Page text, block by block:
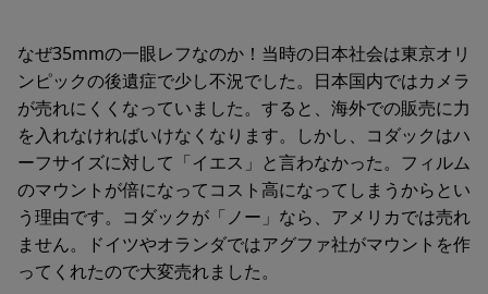
なぜ35mmの一眼レフなのか！当時の日本社会は東京オリ
ンピックの後遺症で少し不況でした。日本国内ではカメラ
が売れにくくなっていました。すると、海外での販売に力
を入れなければいけなくなります。しかし、コダックはハ
ーフサイズに対して「イエス」と言わなかった。フィルム
のマウントが倍になってコスト高になってしまうからとい
う理由です。コダックが「ノー」なら、アメリカでは売れ
ません。ドイツやオランダではアグファ社がマウントを作
ってくれたので大変売れました。